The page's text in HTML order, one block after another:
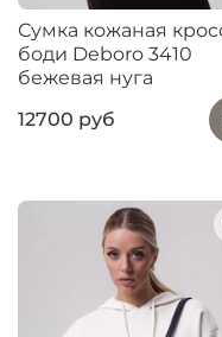
Сумка кожаная
боди Deboro 3410
бежевая нуга
12700 руб